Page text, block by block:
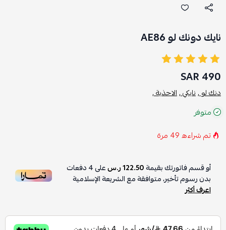
نايك دونك لو AE86
490 SAR
دنك لو ,نايكي ,الاحذية ,
متوفر
تم شراءه49 مرة
أو قسم فاتورتك بقيمة122.50 ر.س على4دفعات
بدون رسوم تأخير، متوافقة مع الشريعة الإسلامية
اعرف أكثر